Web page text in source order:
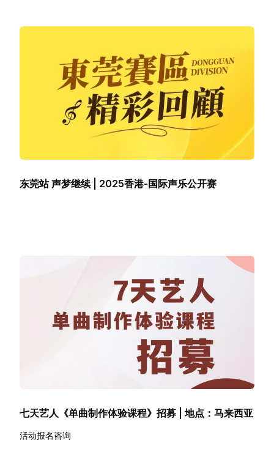
东莞站 声梦继续 | 2025香港-国际声乐公开赛
七天艺人《单曲制作体验课程》招募 | 地点：马来西亚
活动报名咨询